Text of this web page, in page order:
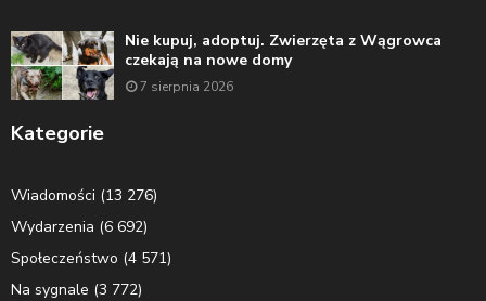
Nie kupuj, adoptuj. Zwierzęta z Wągrowca
czekają na nowe domy
7 sierpnia 2026
Kategorie
Wiadomości (13 276)
Wydarzenia (6 692)
Społeczeństwo (4 571)
Na sygnale (3 772)